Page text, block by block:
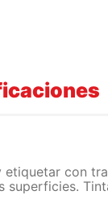
con
superficies.